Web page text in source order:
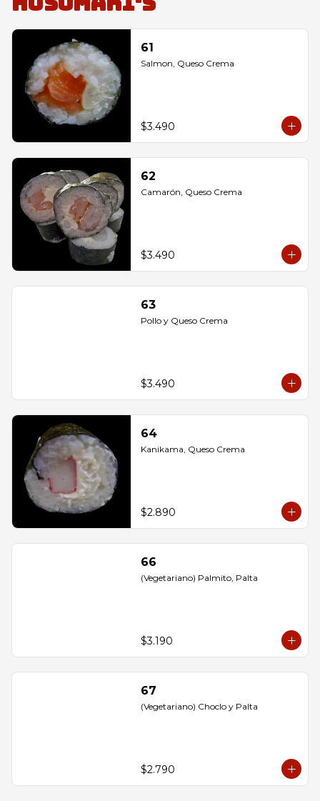
61
Salmon, Queso Crema
$3.490
62
Camarón, Queso Crema
$3.490
63
Pollo y Queso Crema
$3.490
64
Kanikama, Queso Crema
$2.890
66
(Vegetariano) Palmito, Palta
$3.190
67
(Vegetariano) Choclo y Palta
$2.790